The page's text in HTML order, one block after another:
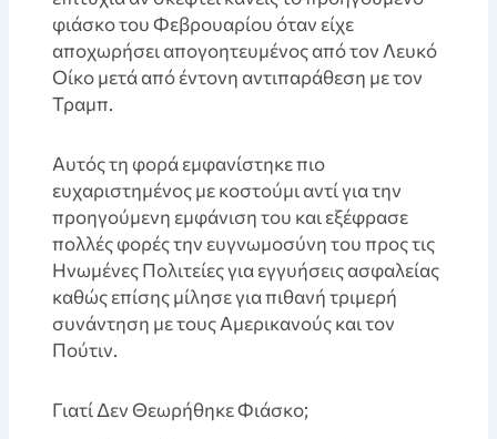
φιάσκο του Φεβρουαρίου όταν είχε
αποχωρήσει απογοητευμένος από τον Λευκό
Οίκο μετά από έντονη αντιπαράθεση με τον
Τραμπ.
Aυτός τη φορά εμφανίστηκε πιο
ευχαριστημένος με κοστούμι αντί για την
προηγούμενη εμφάνιση του και εξέφρασε
πολλές φορές την ευγνωμοσύνη του προς τις
Ηνωμένες Πολιτείες για εγγυήσεις ασφαλείας
καθώς επίσης μίλησε για πιθανή τριμερή
συνάντηση με τους Αμερικανούς και τον
Πούτιν.
Γιατί Δεν Θεωρήθηκε Φιάσκο;